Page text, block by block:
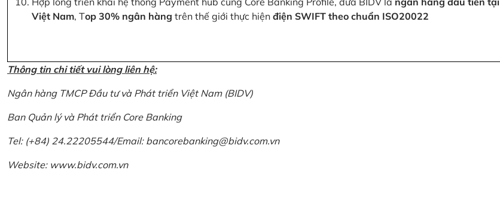
Việt Nam, Top 30% ngân hàng trên thế giới thực hiện điện SWIFT theo chuẩn ISO20022
Thông tin chi tiết vui lòng liên hệ:
Ngân hàng TMCP Đầu tư và Phát triển Việt Nam (BIDV)
Ban Quản lý và Phát triển Core Banking
Tel: (+84) 24.22205544/Email: bancorebanking@bidv.com.vn
Website: www.bidv.com.vn